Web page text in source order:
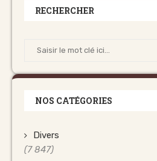
RECHERCHER
NOS CATÉGORIES
Divers
(7 847)